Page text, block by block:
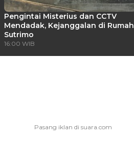
Pengintai Misterius dan CCTV
Mendadak, Kejanggalan di Rumah
Sutrimo
16:00 WIB